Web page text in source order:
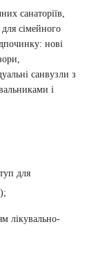
санаторіїв,
сімейного
нові
санвузли з
і
для
лікувально-